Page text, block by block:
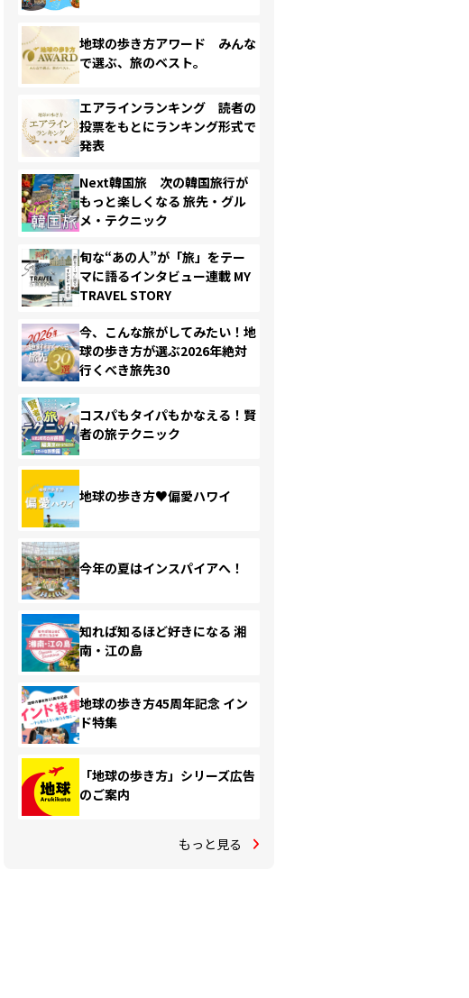
地球の歩き方アワード みんな
で選ぶ、旅のベスト。
エアラインランキング 読者の
投票をもとにランキング形式で
発表
Next韓国旅 次の韓国旅行が
もっと楽しくなる 旅先・グル
メ・テクニック
旬な“あの人”が「旅」をテー
マに語るインタビュー連載 MY
TRAVEL STORY
今、こんな旅がしてみたい！地
球の歩き方が選ぶ2026年絶対
行くべき旅先30
コスパもタイパもかなえる！賢
者の旅テクニック
地球の歩き方♥偏愛ハワイ
今年の夏はインスパイアへ！
知れば知るほど好きになる 湘
南・江の島
地球の歩き方45周年記念 イン
ド特集
「地球の歩き方」シリーズ広告
のご案内
もっと見る